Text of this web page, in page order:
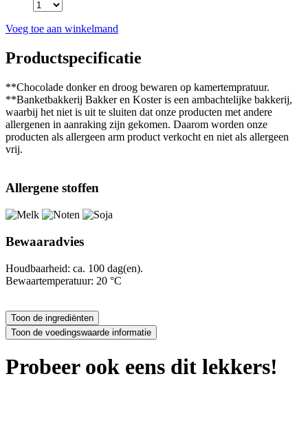
Voeg toe aan winkelmand
Productspecificatie
**Chocolade donker en droog bewaren op kamertempratuur.
**Banketbakkerij Bakker en Koster is een ambachtelijke bakkerij,
waarbij het niet is uit te sluiten dat onze producten met andere
allergenen in aanraking zijn gekomen. Daarom worden onze
producten als allergeen arm product verkocht en niet als allergeen
vrij.
Allergene stoffen
Bewaaradvies
Houdbaarheid: ca. 100 dag(en).
Bewaartemperatuur: 20 °C
Probeer ook eens dit lekkers!